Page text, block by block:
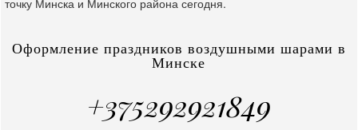
точку Минска и Минского района сегодня.
Оформление праздников воздушными шарами в
Минске
+375292921849